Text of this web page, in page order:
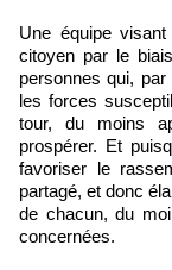
Une équipe
citoyen par le
personnes qui,
les forces
tour, du moins
prospérer. Et
favoriser le
partagé, et donc
de chacun, du
concernées.